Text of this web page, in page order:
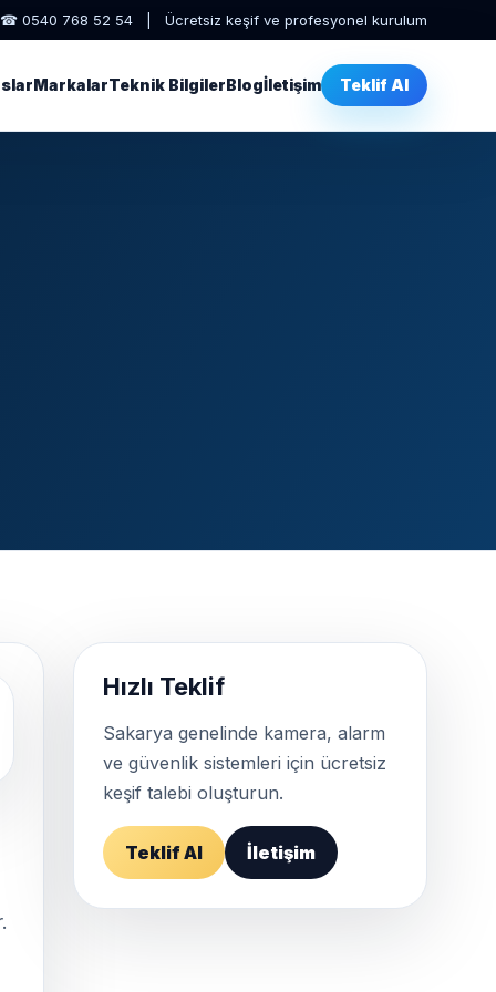
☎ 0540 768 52 54 | Ücretsiz keşif ve profesyonel kurulum
MarkalarTeknik BilgilerBlogİletişim Teklif Al
Hızlı Teklif
Sakarya genelinde kamera, alarm
ve güvenlik sistemleri için ücretsiz
keşif talebi oluşturun.
Teklif Al İletişim